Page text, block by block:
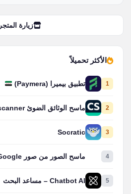
زيارة المتجر
الأكثر تحميلاً
1 تطبيق بيميرا (Paymera)
2 ماسح الوثائق الضوئ Camscanner
3
Socratic
4 ماسح الصور من صور Google
5 Chatbot AI – مساعد البحث